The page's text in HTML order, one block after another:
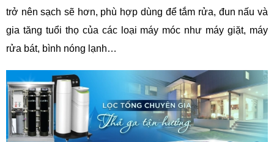
trở nên sạch sẽ hơn, phù hợp dùng để tắm rửa, đun nấu và
gia tăng tuổi thọ của các loại máy móc như máy giặt, máy
rửa bát, bình nóng lạnh…